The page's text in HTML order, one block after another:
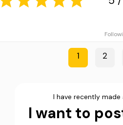
1 2
I have recently
I want to